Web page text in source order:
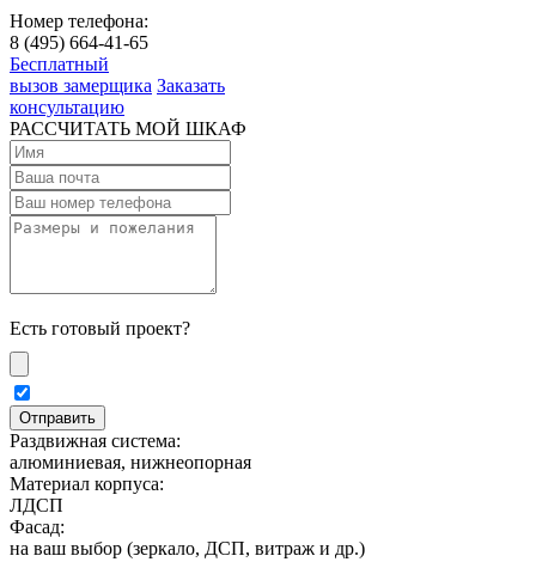
Номер телефона:
8 (495) 664-41-65
Бесплатный
вызов замерщика Заказать
консультацию
РАССЧИТАТЬ МОЙ ШКАФ
Есть готовый проект?
Раздвижная система:
алюминиевая, нижнеопорная
Материал корпуса:
ЛДСП
Фасад:
на ваш выбор (зеркало, ДСП, витраж и др.)